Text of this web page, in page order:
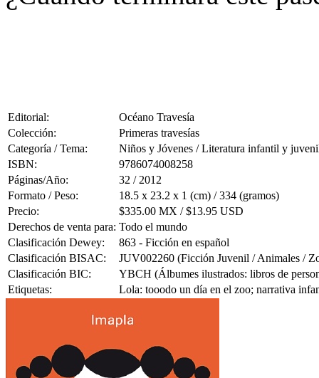
Editorial:
Océano Travesía
Colección:
Primeras travesías
Categoría / Tema:
Niños y Jóvenes / Literatura infantil y
ISBN:
9786074008258
Páginas/Año:
32 / 2012
Formato / Peso:
18.5 x 23.2 x 1 (cm) / 334 (gramos)
Precio:
$335.00 MX / $13.95 USD
Derechos de venta para: Todo el mundo
Clasificación Dewey:
863 - Ficción en español
Clasificación BISAC:
JUV002260 (Ficción Juvenil / Animales /
Clasificación BIC:
YBCH (Álbumes ilustrados: libros de
Etiquetas:
Lola: tooodo un día en el zoo; narrativa